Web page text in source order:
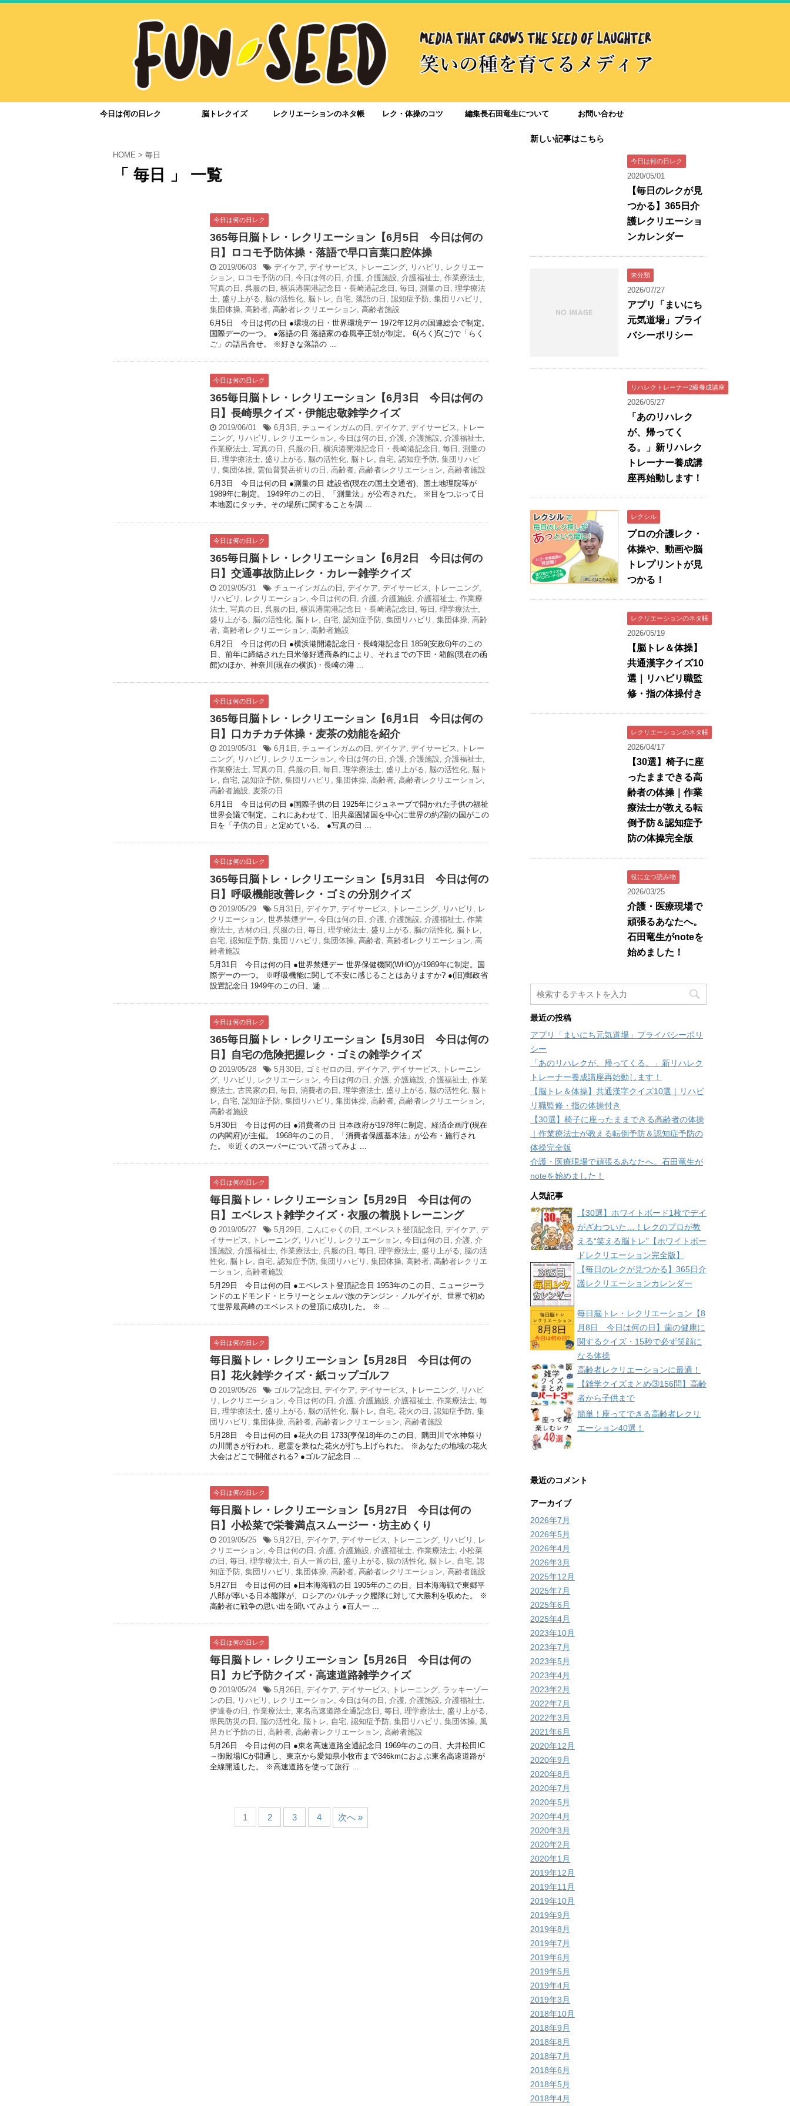
今日は何の日レク 脳トレクイズ レクリエーションのネタ帳 レク・体操のコツ 編集長石田竜生について お問い合わせ
HOME > 毎日
「 毎日 」 一覧
今日は何の日レク
365毎日脳トレ・レクリエーション【6月5日 今日は何の
日】ロコモ予防体操・落語で早口言葉口腔体操
2019/06/03 デイケア, デイサービス, トレーニング, リハビリ , レクリエー
ション, ロコモ予防の日 , 今日は何の日 , 介護, 介護施設, 介護福祉士, 作業療法士,
写真の日 , 呉服の日 , 横浜港開港記念日・長崎港記念日 , 毎日 , 測量の日 , 理学療法
士, 盛り上がる, 脳の活性化, 脳トレ, 自宅, 落語の日 , 認知症予防, 集団リハビリ ,
集団体操, 高齢者, 高齢者レクリエーション, 高齢者施設
6月5日 今日は何の日 ●環境の日・世界環境デー 1972年12月の国連総会で制定。
国際デーの一つ。 ●落語の日 落語家の春風亭正朝が制定。 6(ろく)5(ご)で「らく
ご」の語呂合せ。 ※好きな落語の ...
今日は何の日レク
365毎日脳トレ・レクリエーション【6月3日 今日は何の
日】長崎県クイズ・伊能忠敬雑学クイズ
2019/06/01 6月3日 , チューインガムの日 , デイケア, デイサービス,
トレー
ニング, リハビリ , レクリエーション, 今日は何の日 , 介護, 介護施設, 介護福祉士,
作業療法士, 写真の日 , 呉服の日 , 横浜港開港記念日・長崎港記念日 , 毎日 , 測量の
日 , 理学療法士, 盛り上がる, 脳の活性化, 脳トレ, 自宅, 認知症予防, 集団リハビ
リ , 集団体操, 雲仙普賢岳祈りの日 , 高齢者, 高齢者レクリエーション, 高齢者施設
6月3日 今日は何の日 ●測量の日 建設省(現在の国土交通省)、国土地理院等が
1989年に制定。 1949年のこの日、「測量法」が公布された。 ※目をつぶって日
本地図にタッチ。その場所に関することを調 ...
今日は何の日レク
365毎日脳トレ・レクリエーション【6月2日 今日は何の
日】交通事故防止レク・カレー雑学クイズ
2019/05/31 チューインガムの日 , デイケア, デイサービス, トレーニング,
リハビリ , レクリエーション, 今日は何の日 , 介護, 介護施設, 介護福祉士, 作業療
法士, 写真の日 , 呉服の日 , 横浜港開港記念日・長崎港記念日 , 毎日 , 理学療法士,
盛り上がる, 脳の活性化, 脳トレ, 自宅, 認知症予防, 集団リハビリ , 集団体操, 高齢
者, 高齢者レクリエーション, 高齢者施設
6月2日 今日は何の日 ●横浜港開港記念日・長崎港記念日 1859(安政6)年のこの
日、前年に締結された日米修好通商条約により、それまでの下田・箱館(現在の函
館)のほか、神奈川(現在の横浜)・長崎の港 ...
今日は何の日レク
365毎日脳トレ・レクリエーション【6月1日 今日は何の
日】口カチカチ体操・麦茶の効能を紹介
2019/05/31 6月1日 , チューインガムの日 , デイケア, デイサービス,
トレー
ニング, リハビリ , レクリエーション, 今日は何の日 , 介護, 介護施設, 介護福祉士,
作業療法士, 写真の日 , 呉服の日 , 毎日 , 理学療法士, 盛り上がる, 脳の活性化, 脳ト
レ, 自宅, 認知症予防, 集団リハビリ , 集団体操, 高齢者, 高齢者レクリエーション,
高齢者施設, 麦茶の日
6月1日 今日は何の日 ●国際子供の日 1925年にジュネーブで開かれた子供の福祉
世界会議で制定。これにあわせて、旧共産圏諸国を中心に世界の約2割の国がこの
日を「子供の日」と定めている。 ●写真の日 ...
今日は何の日レク
365毎日脳トレ・レクリエーション【5月31日 今日は何の
日】呼吸機能改善レク・ゴミの分別クイズ
2019/05/29 5月31日 , デイケア, デイサービス, トレーニング, リハビリ , レ
クリエーション, 世界禁煙デー, 今日は何の日 , 介護, 介護施設, 介護福祉士, 作業
療法士, 古材の日 , 呉服の日 , 毎日 , 理学療法士, 盛り上がる, 脳の活性化, 脳トレ,
自宅, 認知症予防, 集団リハビリ , 集団体操, 高齢者, 高齢者レクリエーション, 高
齢者施設
5月31日 今日は何の日 ●世界禁煙デー 世界保健機関(WHO)が1989年に制定。国
際デーの一つ。 ※呼吸機能に関して不安に感じることはありますか? ●(旧)郵政省
設置記念日 1949年のこの日、逓 ...
今日は何の日レク
365毎日脳トレ・レクリエーション【5月30日 今日は何の
日】自宅の危険把握レク・ゴミの雑学クイズ
2019/05/28 5月30日 , ゴミゼロの日 , デイケア, デイサービス,
トレーニン
グ, リハビリ , レクリエーション, 今日は何の日 , 介護, 介護施設, 介護福祉士, 作業
療法士, 古民家の日 , 毎日 , 消費者の日 , 理学療法士, 盛り上がる, 脳の活性化, 脳ト
レ, 自宅, 認知症予防, 集団リハビリ , 集団体操, 高齢者, 高齢者レクリエーション,
高齢者施設
5月30日 今日は何の日 ●消費者の日 日本政府が1978年に制定。経済企画庁(現在
の内閣府)が主催。 1968年のこの日、「消費者保護基本法」が公布・施行され
た。 ※近くのスーパーについて語ってみよ ...
今日は何の日レク
毎日脳トレ・レクリエーション【5月29日 今日は何の
日】エベレスト雑学クイズ・衣服の着脱トレーニング
2019/05/27 5月29日 , こんにゃくの日 , エベレスト登頂記念日 , デイケア, デ
イサービス, トレーニング, リハビリ , レクリエーション, 今日は何の日 , 介護, 介
護施設, 介護福祉士, 作業療法士, 呉服の日 , 毎日 , 理学療法士, 盛り上がる, 脳の活
性化, 脳トレ, 自宅, 認知症予防, 集団リハビリ , 集団体操, 高齢者, 高齢者レクリエ
ーション, 高齢者施設
5月29日 今日は何の日 ●エベレスト登頂記念日 1953年のこの日、ニュージーラ
ンドのエドモンド・ヒラリーとシェルパ族のテンジン・ノルゲイが、世界で初め
て世界最高峰のエベレストの登頂に成功した。 ※ ...
今日は何の日レク
毎日脳トレ・レクリエーション【5月28日 今日は何の
日】花火雑学クイズ・紙コップゴルフ
2019/05/26 ゴルフ記念日 , デイケア, デイサービス, トレーニング, リハビ
リ , レクリエーション, 今日は何の日 , 介護, 介護施設, 介護福祉士, 作業療法士, 毎
日 , 理学療法士, 盛り上がる, 脳の活性化, 脳トレ, 自宅, 花火の日 , 認知症予防, 集
団リハビリ , 集団体操, 高齢者, 高齢者レクリエーション, 高齢者施設
5月28日 今日は何の日 ●花火の日 1733(亨保18)年のこの日、隅田川で水神祭り
の川開きが行われ、慰霊を兼ねた花火が打ち上げられた。 ※あなたの地域の花火
大会はどこで開催される? ●ゴルフ記念日 ...
今日は何の日レク
毎日脳トレ・レクリエーション【5月27日 今日は何の
日】小松菜で栄養満点スムージー・坊主めくり
2019/05/25 5月27日 , デイケア, デイサービス, トレーニング, リハビリ , レ
クリエーション, 今日は何の日 , 介護, 介護施設, 介護福祉士, 作業療法士, 小松菜
の日 , 毎日 , 理学療法士, 百人一首の日 , 盛り上がる, 脳の活性化, 脳トレ, 自宅, 認
知症予防, 集団リハビリ , 集団体操, 高齢者, 高齢者レクリエーション, 高齢者施設
5月27日 今日は何の日 ●日本海海戦の日 1905年のこの日、日本海海戦で東郷平
八郎が率いる日本艦隊が、ロシアのバルチック艦隊に対して大勝利を収めた。 ※
高齢者に戦争の思い出を聞いてみよう ●百人一 ...
今日は何の日レク
毎日脳トレ・レクリエーション【5月26日 今日は何の
日】カビ予防クイズ・高速道路雑学クイズ
2019/05/24 5月26日 , デイケア, デイサービス, トレーニング, ラッキーゾー
ンの日 , リハビリ , レクリエーション, 今日は何の日 , 介護, 介護施設, 介護福祉士,
伊達巻の日 , 作業療法士, 東名高速道路全通記念日 , 毎日 , 理学療法士, 盛り上がる,
県民防災の日 , 脳の活性化, 脳トレ, 自宅, 認知症予防, 集団リハビリ , 集団体操, 風
呂カビ予防の日 , 高齢者, 高齢者レクリエーション, 高齢者施設
5月26日 今日は何の日 ●東名高速道路全通記念日 1969年のこの日、大井松田IC
～御殿場ICが開通し、東京から愛知県小牧市まで346kmにおよぶ東名高速道路が
全線開通した。 ※高速道路を使って旅行 ...
1 2 3 4 次へ »
新しい記事はこちら
今日は何の日レク
2020/05/01
【毎日のレクが見
つかる】365日介
護レクリエーショ
ンカレンダー
未分類
2026/07/27
アプリ「まいにち
元気道場」プライ
バシーポリシー
リハレクトレーナー2級養成講座
2026/05/27
「あのリハレク
が、帰ってく
る。」新リハレク
トレーナー養成講
座再始動します！
レクシル
プロの介護レク・
体操や、動画や脳
トレプリントが見
つかる！
レクリエーションのネタ帳
2026/05/19
【脳トレ＆体操】
共通漢字クイズ10
選｜リハビリ職監
修・指の体操付き
レクリエーションのネタ帳
2026/04/17
【30選】椅子に座
ったままできる高
齢者の体操｜作業
療法士が教える転
倒予防＆認知症予
防の体操完全版
役に立つ読み物
2026/03/25
介護・医療現場で
頑張るあなたへ。
石田竜生がnoteを
始めました！
最近の投稿
アプリ「まいにち元気道場」プライバシーポリ
シー
「あのリハレクが、帰ってくる。」新リハレク
トレーナー養成講座再始動します！
【脳トレ＆体操】共通漢字クイズ10選｜リハビ
リ職監修・指の体操付き
【30選】椅子に座ったままできる高齢者の体操
｜作業療法士が教える転倒予防＆認知症予防の
体操完全版
介護・医療現場で頑張るあなたへ。石田竜生が
noteを始めました！
人気記事
【30選】ホワイトボード1枚でデイ
がざわついた…！レクのプロが教
える“笑える脳トレ”【ホワイトボー
ドレクリエーション完全版】
【毎日のレクが見つかる】365日介
護レクリエーションカレンダー
毎日脳トレ・レクリエーション【8
月8日 今日は何の日】歯の健康に
関するクイズ・15秒で必ず笑顔に
なる体操
高齢者レクリエーションに最適！
【雑学クイズまとめ③156問】高齢
者から子供まで
簡単！座ってできる高齢者レクリ
エーション40選！
最近のコメント
アーカイブ
2026年7月
2026年5月
2026年4月
2026年3月
2025年12月
2025年7月
2025年6月
2025年4月
2023年10月
2023年7月
2023年5月
2023年4月
2023年2月
2022年7月
2022年3月
2021年6月
2020年12月
2020年9月
2020年8月
2020年7月
2020年5月
2020年4月
2020年3月
2020年2月
2020年1月
2019年12月
2019年11月
2019年10月
2019年9月
2019年8月
2019年7月
2019年6月
2019年5月
2019年4月
2019年3月
2018年10月
2018年9月
2018年8月
2018年7月
2018年6月
2018年5月
2018年4月